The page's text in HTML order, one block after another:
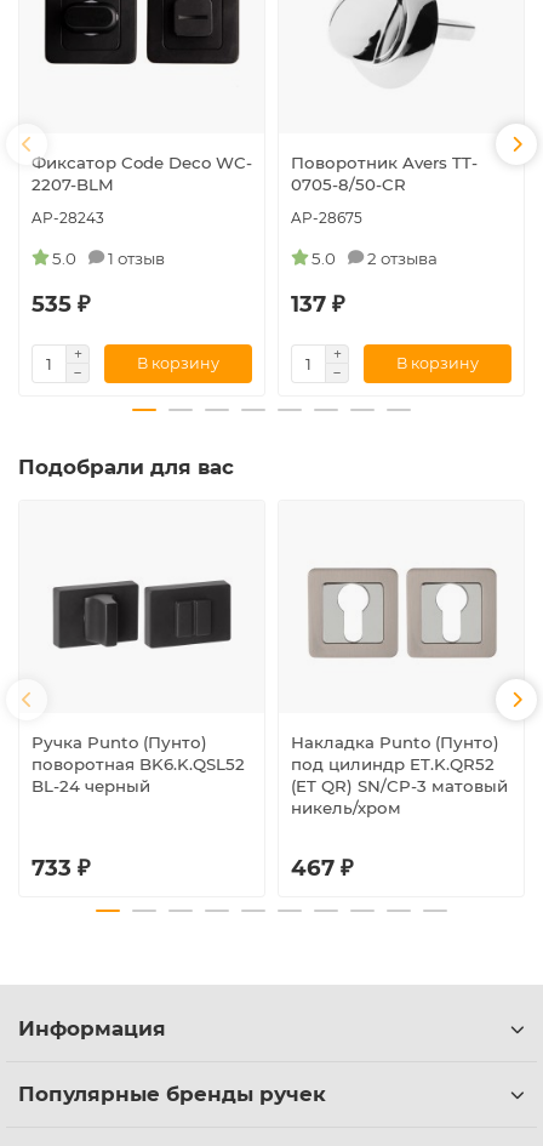
Фиксатор Code Deco WC-
2207-BLM
AP-28243
5.0 1 отзыв
535 ₽
В корзину
Поворотник Avers TT-
0705-8/50-CR
AP-28675
5.0 2 отзыва
137 ₽
В корзину
Подобрали для вас
Ручка Punto (Пунто)
поворотная BK6.K.QSL52
BL-24 черный
733 ₽
Накладка Punto (Пунто)
под цилиндр ET.K.QR52
(ET QR) SN/CP-3 матовый
никель/хром
467 ₽
Информация
Популярные бренды ручек